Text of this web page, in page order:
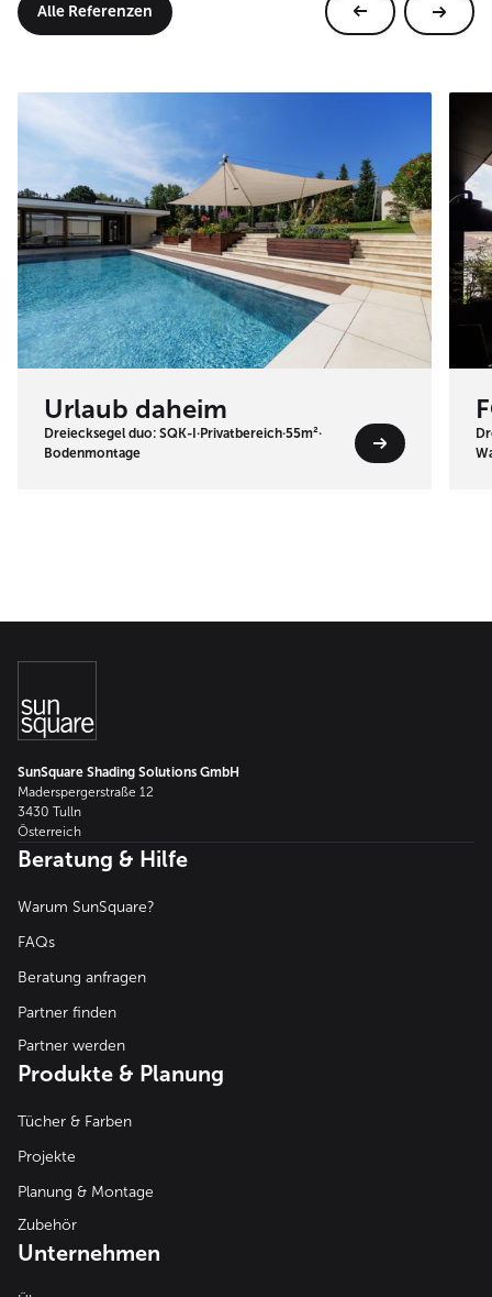
Alle Referenzen
Urlaub daheim
Dreiecksegel duo: SQK-I·Privatbereich·55m²·
Bodenmontage
SunSquare Shading Solutions GmbH
Maderspergerstraße 12
3430 Tulln
Österreich
Beratung & Hilfe
Warum SunSquare?
FAQs
Beratung anfragen
Partner finden
Partner werden
Produkte & Planung
Tücher & Farben
Projekte
Planung & Montage
Zubehör
Unternehmen